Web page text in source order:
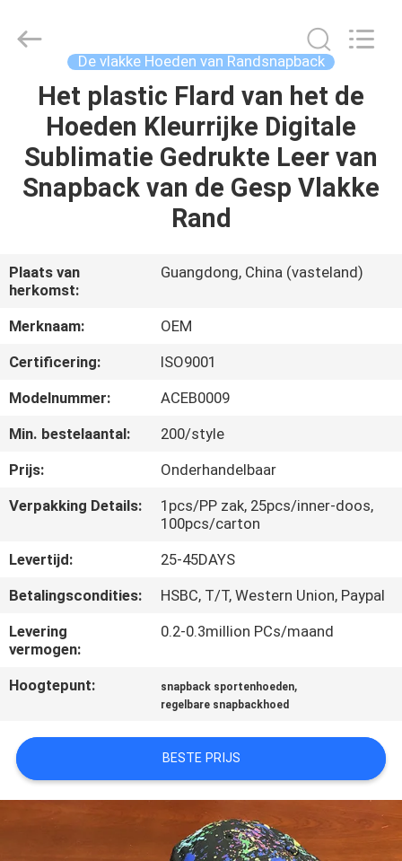
HUIS
PRODUCTEN
ONGEVEER
FABRIEKSREIS
KWALITEITSCONTROLE
CONTACTEER
ONS
NIEUWS
GEVALLEN
PRIVACY
POLICY
Reserved.
De vlakke Hoeden van Randsnapback
Het plastic Flard van het de
Hoeden Kleurrijke Digitale
Sublimatie Gedrukte Leer van
Snapback van de Gesp Vlakke
Rand
Plaats van
herkomst:
Guangdong, China (vasteland)
Merknaam:
OEM
Certificering:
ISO9001
Modelnummer:
ACEB0009
Min. bestelaantal:
200/style
Prijs:
Onderhandelbaar
Verpakking Details:
1pcs/PP zak, 25pcs/inner-doos,
100pcs/carton
Levertijd:
25-45DAYS
Betalingscondities:
HSBC, T/T, Western Union, Paypal
Levering
vermogen:
0.2-0.3million PCs/maand
Hoogtepunt: snapback sportenhoeden,
regelbare snapbackhoed
BESTE PRIJS